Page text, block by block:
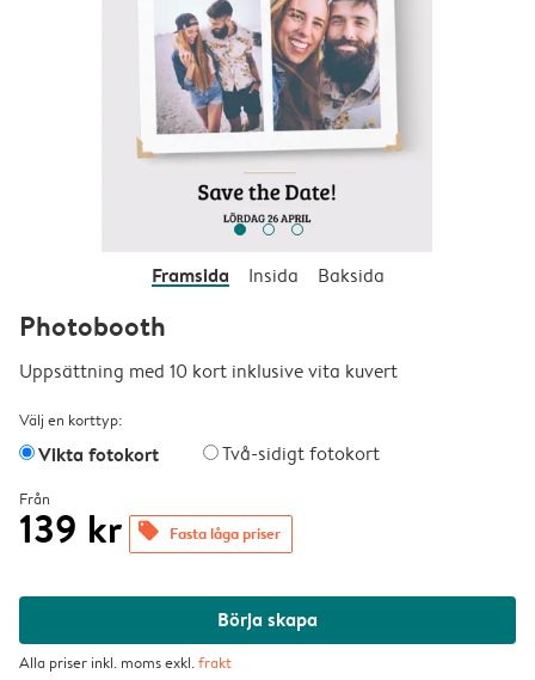
Framsida Insida Baksida
Photobooth
Uppsättning med 10 kort inklusive vita kuvert
Välj en korttyp:
Vikta fotokort Två-sidigt fotokort
Från
139 kr offers Fasta låga priser
Börja skapa
Alla priser inkl. moms exkl.frakt